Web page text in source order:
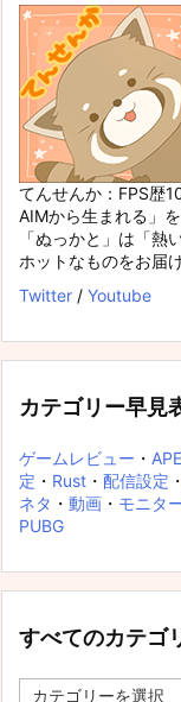
てんせんか：FPS歴
AIMから生まれる」
「ぬっかと」は「熱
ホットなものをお届
Twitter / Youtube
カテゴリー早見
ゲームレビュー ・
定 ・ Rust ・ 配信設定 ・
ネタ ・ 動画 ・ モニタ
PUBG
すべてのカテゴ